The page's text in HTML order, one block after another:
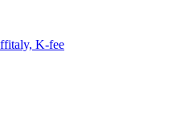
K-fee